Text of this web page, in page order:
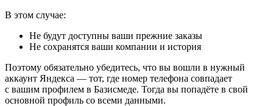
В этом случае:
Не будут доступны ваши прежние заказы
Не сохранятся ваши компании и история
Поэтому обязательно убедитесь, что вы вошли в нужный
аккаунт Яндекса — тот, где номер телефона совпадает
с вашим профилем в Базисмеде. Тогда вы попадёте в свой
основной профиль со всеми данными.